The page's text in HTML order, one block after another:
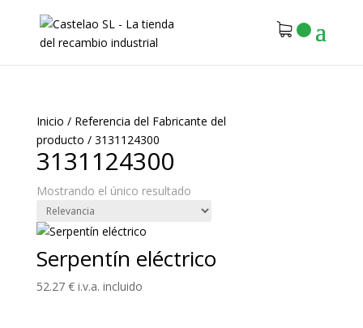
Inicio / Referencia del Fabricante del
producto / 3131124300
3131124300
Mostrando el único resultado
Serpentín eléctrico
52.27 € i.v.a. incluido